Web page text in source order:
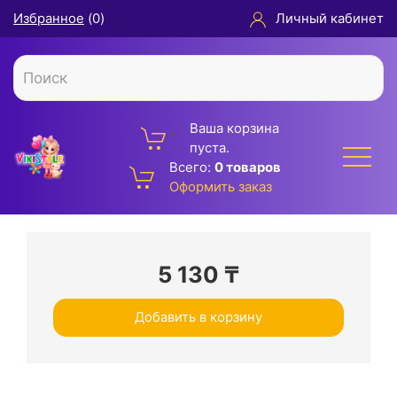
Избранное (0) Личный кабинет
Ваша корзина
пуста.
Всего: 0 товаров
Оформить заказ
5 130 ₸
Добавить в корзину